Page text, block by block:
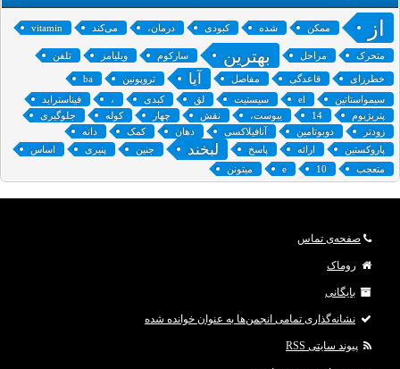
از ممکن شده کبودی درمان، می‌کند vitamin
متحرک مراحل بهترین سارکوم ویلیامز تلفن
خطرزای قاعدگی مفاصل آیا تروپونین
ba
سیمواستاتین
el ‌سیستیت لق کبدی ،
فیناستراید
پتریژیوم
14 یبوست، نقش چهار کوله
جلوگیری
زودتر
دوبوتامین آنافیلاکسی دهان کمک
دانه
پاروکستین
ارائه پاسخ لبخند جنین پنیری
اساس
متعجب
10
e میتونن
صفحه‌ی تماس
روماک
بایگانی
نشانه‌گذاری تمامی انجمن‌ها به عنوان خوانده شده
پیوند سایتی RSS